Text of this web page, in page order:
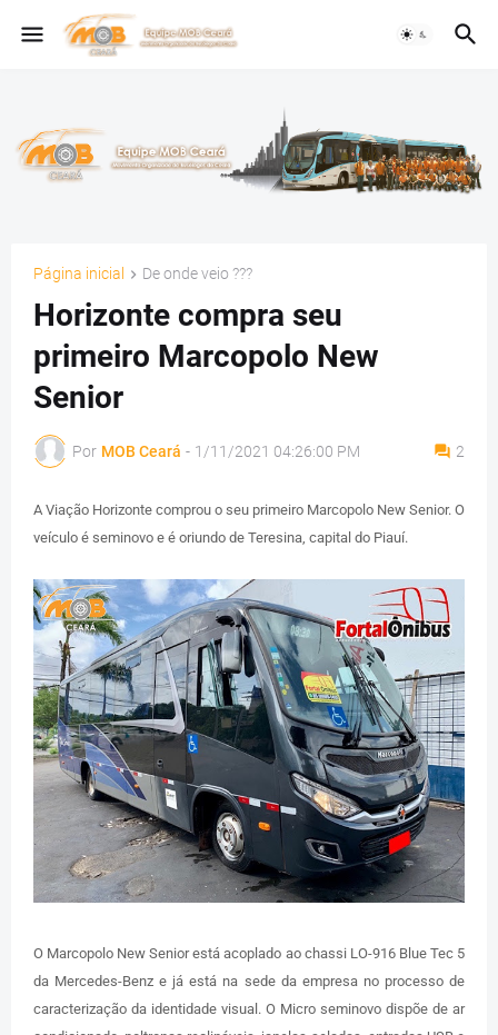
Página inicial De onde veio ???
Horizonte compra seu
primeiro Marcopolo New
Senior
Por MOB Ceará - 1/11/2021 04:26:00 PM 2
A Viação Horizonte comprou o seu primeiro Marcopolo New Senior. O
veículo é seminovo e é oriundo de Teresina, capital do Piauí.
O Marcopolo New Senior está acoplado ao chassi LO-916 Blue Tec 5
da Mercedes-Benz e já está na sede da empresa no processo de
caracterização da identidade visual. O Micro seminovo dispõe de ar